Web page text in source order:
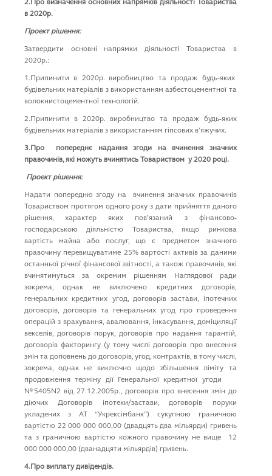
2.Про визначення основних напрямків діяльності Товариства
в 2020р.
Проект рішення:
Затвердити основні напрямки діяльності Товариства в
2020р.:
1.Припинити в 2020р. виробництво та продаж будь-яких
будівельних матеріалів з використанням азбестоцементної та
волокнистоцементної технологій.
2.Припинити в 2020р. виробництво та продаж будь-яких
будівельних матеріалів з використанням гіпсових в’яжучих.
3.Про попереднє надання згоди на вчинення значних
правочинів, які можуть вчинятись Товариством у 2020 році.
Проект рішення:
Надати попередню згоду на вчинення значних правочинів
Товариством протягом одного року з дати прийняття даного
рішення, характер яких пов’язаний з фінансово-
господарською діяльністю Товариства, якщо ринкова
вартість майна або послуг, що є предметом значного
правочину перевищуватиме 25% вартості активів за даними
останньої річної фінансової звітності, а також правочинів, які
вчинятимуться за окремим рішенням Наглядової ради
зокрема, однак не виключено кредитних договорів,
генеральних кредитних угод, договорів застави, іпотечних
договорів, договорів та генеральних угод про проведення
операцій з врахування, авалювання, інкасування, доміциляції
векселів, договорів порук, договорів про надання гарантій,
договорів факторингу (у тому числі договорів про внесення
змін та доповнень до договорів, угод, контрактів, в тому числі,
зокрема, однак не виключно щодо збільшення ліміту та
продовження терміну дії Генеральної кредитної угоди
№5405N2 від 27.12.2005р., договорів про внесення змін до
діючих Договорів іпотеки/застави, договорів поруки
укладених з АТ “Укрексімбанк”) сукупною граничною
вартістю 22 000 000 000,00 (двадцять два мільярди) гривень
та з граничною вартістю кожного правочину не вище 12
000 000 000,00 (дванадцяти мільярдів) гривень.
4.Про виплату дивідендів.